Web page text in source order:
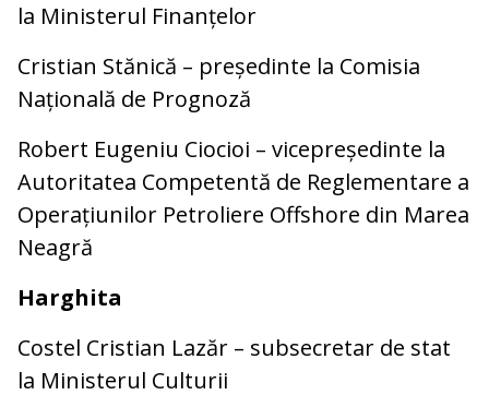
la Ministerul Finanțelor
Cristian Stănică – președinte la Comisia
Națională de Prognoză
Robert Eugeniu Ciocioi – vicepreședinte la
Autoritatea Competentă de Reglementare a
Operațiunilor Petroliere Offshore din Marea
Neagră
Harghita
Costel Cristian Lazăr – subsecretar de stat
la Ministerul Culturii